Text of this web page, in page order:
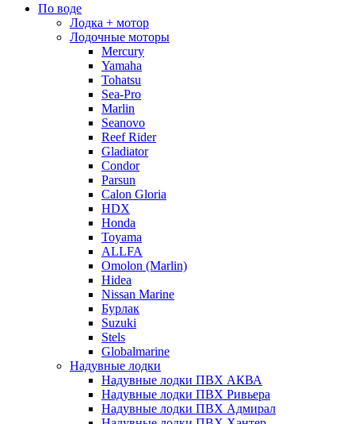
По воде
Лодка + мотор
Лодочные моторы
Mercury
Yamaha
Tohatsu
Sea-Pro
Marlin
Seanovo
Reef Rider
Gladiator
Condor
Parsun
Calon Gloria
HDX
Honda
Toyama
ALLFA
Omolon (Marlin)
Hidea
Nissan Marine
Бурлак
Suzuki
Stels
Globalmarine
Надувные лодки
Надувные лодки ПВХ АКВА
Надувные лодки ПВХ Ривьера
Надувные лодки ПВХ Адмирал